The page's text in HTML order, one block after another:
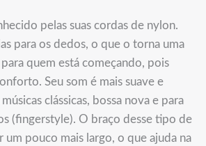
pelas suas cordas de nylon.
para os dedos, o que o torna uma
quem está começando, pois
Seu som é mais suave e
clássicas, bossa nova e para
(fingerstyle). O braço desse tipo de
um pouco mais largo, o que ajuda na